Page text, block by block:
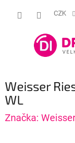
CZK
Weisser
WL
Značka: